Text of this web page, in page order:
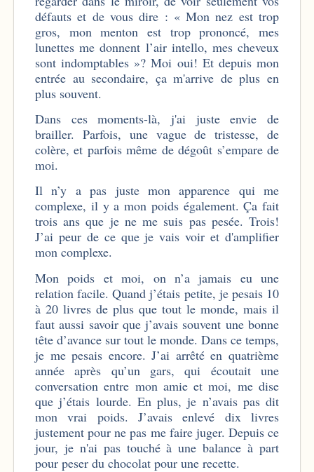
défauts et de vous dire : « Mon nez est trop
gros, mon menton est trop prononcé, mes
lunettes me donnent l’air intello, mes cheveux
sont indomptables »? Moi oui! Et depuis mon
entrée au secondaire, ça m'arrive de plus en
plus souvent.
Dans ces moments-là, j'ai juste envie de
brailler. Parfois, une vague de tristesse, de
colère, et parfois même de dégoût s’empare de
moi.
Il n’y a pas juste mon apparence qui me
complexe, il y a mon poids également. Ça fait
trois ans que je ne me suis pas pesée. Trois!
J’ai peur de ce que je vais voir et d'amplifier
mon complexe.
Mon poids et moi, on n’a jamais eu une
relation facile. Quand j’étais petite, je pesais 10
à 20 livres de plus que tout le monde, mais il
faut aussi savoir que j’avais souvent une bonne
tête d’avance sur tout le monde. Dans ce temps,
je me pesais encore. J’ai arrêté en quatrième
année après qu’un gars, qui écoutait une
conversation entre mon amie et moi, me dise
que j’étais lourde. En plus, je n’avais pas dit
mon vrai poids. J’avais enlevé dix livres
justement pour ne pas me faire juger. Depuis ce
jour, je n'ai pas touché à une balance à part
pour peser du chocolat pour une recette.